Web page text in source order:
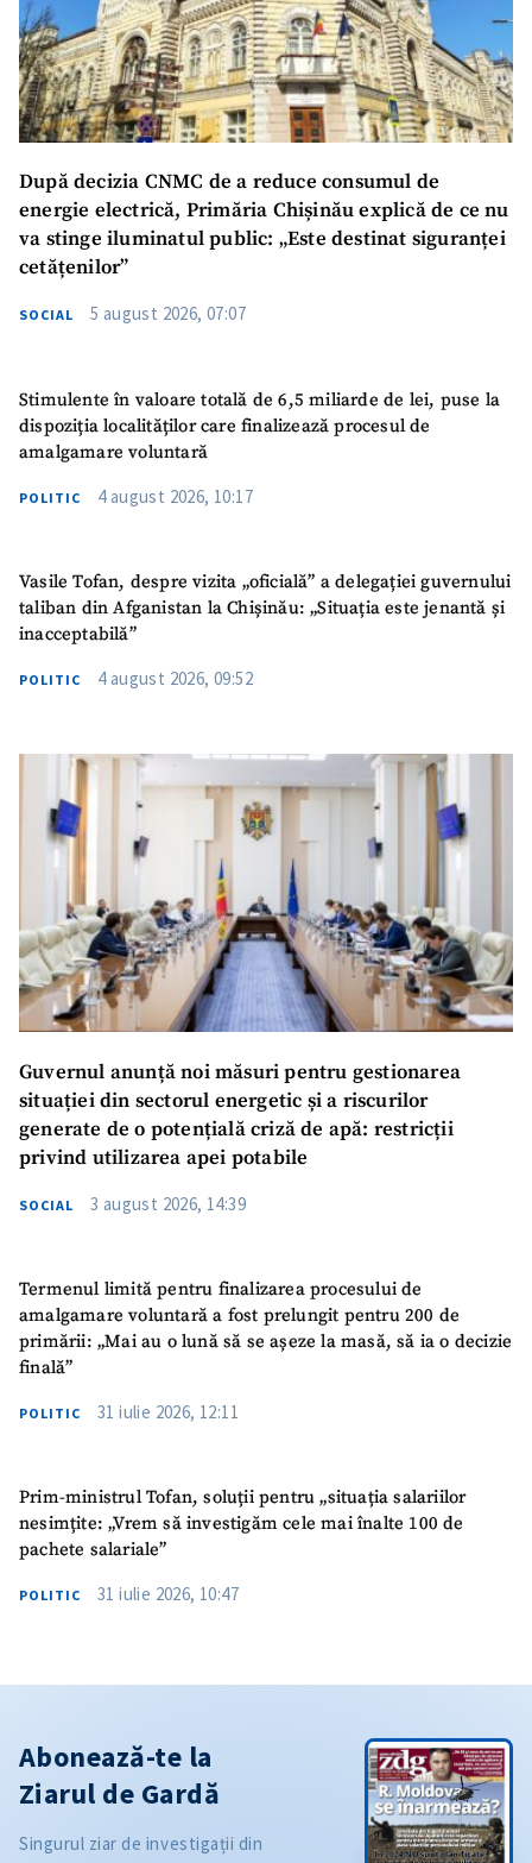
După decizia CNMC de a reduce consumul de
energie electrică, Primăria Chișinău explică de ce nu
va stinge iluminatul public: „Este destinat siguranței
cetățenilor”
SOCIAL 5 august 2026, 07:07
Stimulente în valoare totală de 6,5 miliarde de lei, puse la
dispoziția localităților care finalizează procesul de
amalgamare voluntară
POLITIC 4 august 2026, 10:17
Vasile Tofan, despre vizita „oficială” a delegației guvernului
taliban din Afganistan la Chișinău: „Situația este jenantă și
inacceptabilă”
POLITIC 4 august 2026, 09:52
Guvernul anunță noi măsuri pentru gestionarea
situației din sectorul energetic și a riscurilor
generate de o potențială criză de apă: restricții
privind utilizarea apei potabile
SOCIAL 3 august 2026, 14:39
Termenul limită pentru finalizarea procesului de
amalgamare voluntară a fost prelungit pentru 200 de
primării: „Mai au o lună să se așeze la masă, să ia o decizie
finală”
POLITIC 31 iulie 2026, 12:11
Prim-ministrul Tofan, soluții pentru „situația salariilor
nesimțite: „Vrem să investigăm cele mai înalte 100 de
pachete salariale”
POLITIC 31 iulie 2026, 10:47
Abonează-te la
Ziarul de Gardă
Singurul ziar de investigații din